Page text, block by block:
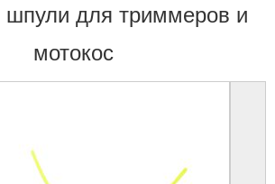
шпули для триммеров и
мотокос